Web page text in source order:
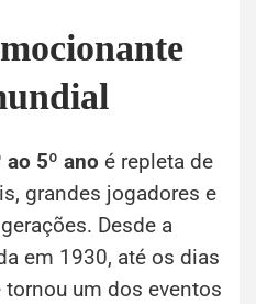
ao 5º ano é repleta de
grandes jogadores e
Desde a
em 1930, até os dias
um dos eventos